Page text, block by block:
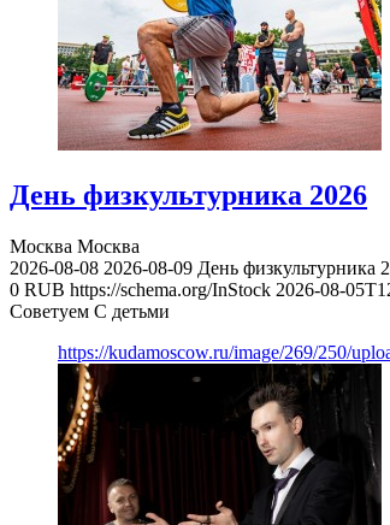
День физкультурника 2026
Москва Москва
2026-08-08 2026-08-09 День физкультурника
0 RUB https://schema.org/InStock 2026-08-
Советуем С детьми
https://kudamoscow.ru/image/269/250/